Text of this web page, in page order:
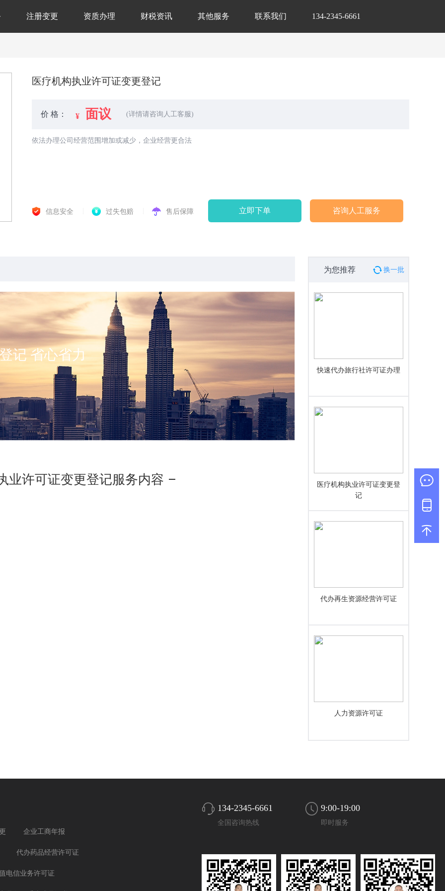
注册变更 资质办理 财税资讯 其他服务 联系我们 134-2345-6661
医疗机构执业许可证变更登记
价 格： 面议 (详情请咨询人工客服)
依法办理公司经营范围增加或减少，企业经营更合法
信息安全 过失包赔 售后保障 立即下单 咨询人工服务
记 省心省力
业许可证变更登记服务内容
为您推荐 换一批
快速代办旅行社许可证办理
医疗机构执业许可证变更登
记
代办再生资源经营许可证
人力资源许可证
企业工商年报
代办药品经营许可证
电信业务许可证
134-2345-6661
全国咨询热线
9:00-19:00
即时服务